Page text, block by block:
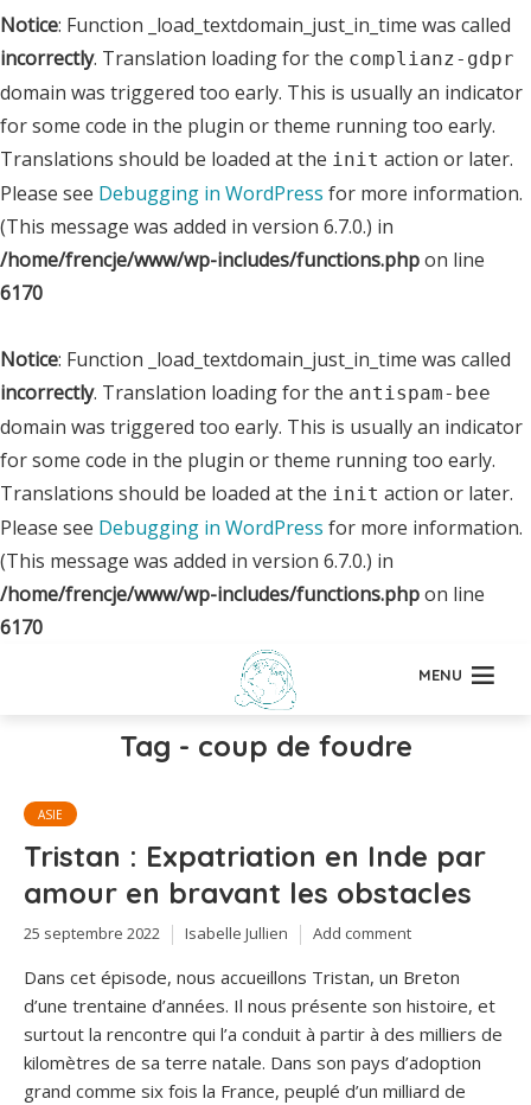
Notice: Function _load_textdomain_just_in_time was called
incorrectly. Translation loading for the complianz-gdpr
domain was triggered too early. This is usually an indicator
for some code in the plugin or theme running too early.
Translations should be loaded at the init action or later.
Please see Debugging in WordPress for more information.
(This message was added in version 6.7.0.) in
/home/frencje/www/wp-includes/functions.phpon line
6170
Notice: Function _load_textdomain_just_in_time was called
incorrectly. Translation loading for the antispam-bee
domain was triggered too early. This is usually an indicator
for some code in the plugin or theme running too early.
Translations should be loaded at the init action or later.
Please see Debugging in WordPress for more information.
(This message was added in version 6.7.0.) in
/home/frencje/www/wp-includes/functions.phpon line
6170
MENU
Tag - coup de foudre
ASIE
Tristan : Expatriation en Inde par
amour en bravant les obstacles
25 septembre 2022 Isabelle Jullien Add comment
Dans cet épisode, nous accueillons Tristan, un Breton
d’une trentaine d’années. Il nous présente son histoire, et
surtout la rencontre qui l’a conduit à partir à des milliers de
kilomètres de sa terre natale. Dans son pays d’adoption
grand comme six fois la France, peuplé d’un milliard de